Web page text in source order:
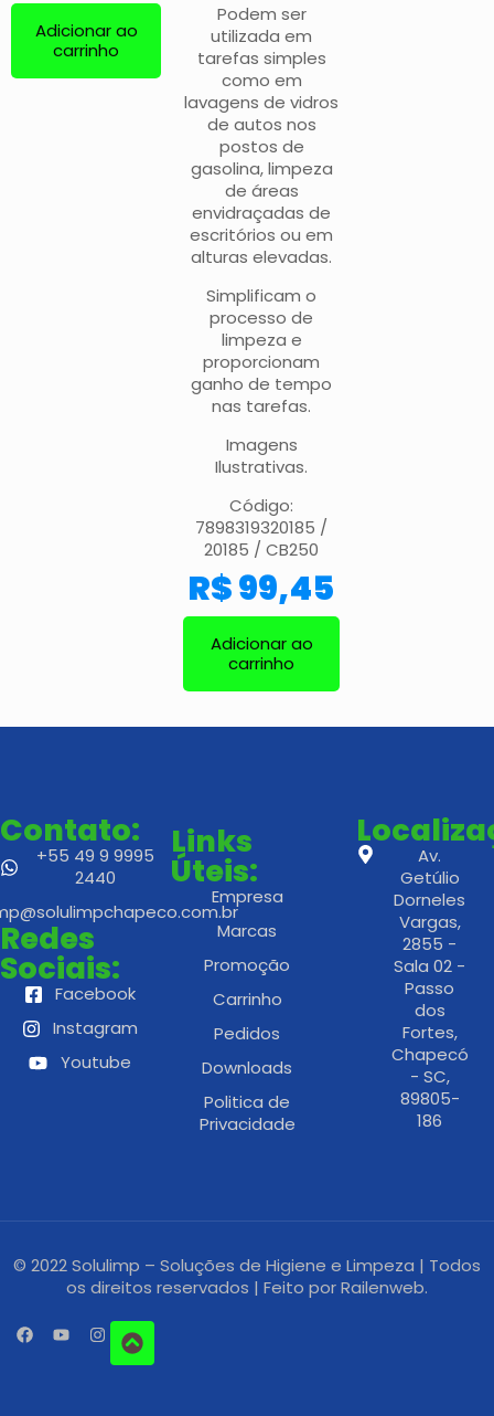
Adicionar ao
carrinho
Podem ser
utilizada em
tarefas simples
como em
lavagens de vidros
de autos nos
postos de
gasolina, limpeza
de áreas
envidraçadas de
escritórios ou em
alturas elevadas.
Simplificam o
processo de
limpeza e
proporcionam
ganho de tempo
nas tarefas.
Imagens
Ilustrativas.
Código:
7898319320185 /
20185 / CB250
R$99,45
Adicionar ao
carrinho
Contato:
+55 49 9 9995
2440
Redes
Sociais:
Facebook
Instagram
Youtube
Links
Úteis:
Empresa
Marcas
Promoção
Carrinho
Pedidos
Downloads
Politica de
Privacidade
Av.
Getúlio
Dorneles
Vargas,
2855 -
Sala 02 -
Passo
dos
Fortes,
Chapecó
- SC,
89805-
186
© 2022 Solulimp – Soluções de Higiene e Limpeza | Todos
os direitos reservados | Feito porRailenweb.